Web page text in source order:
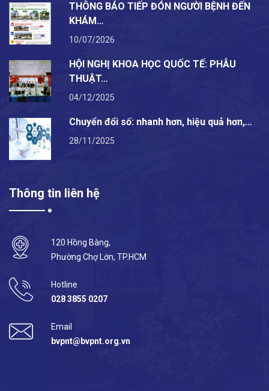
THÔNG BÁO TIẾP ĐÓN NGƯỜI BỆNH ĐẾN
KHÁM…
10/07/2026
HỘI NGHỊ KHOA HỌC QUỐC TẾ: PHẪU
THUẬT…
04/12/2025
Chuyển đổi số: nhanh hơn, hiệu quả hơn,…
28/11/2025
Thông tin liên hệ
120 Hồng Bàng,
Phường Chợ Lớn, TP.HCM
Hotline
028 3855 0207
Email
bvpnt@bvpnt.org.vn